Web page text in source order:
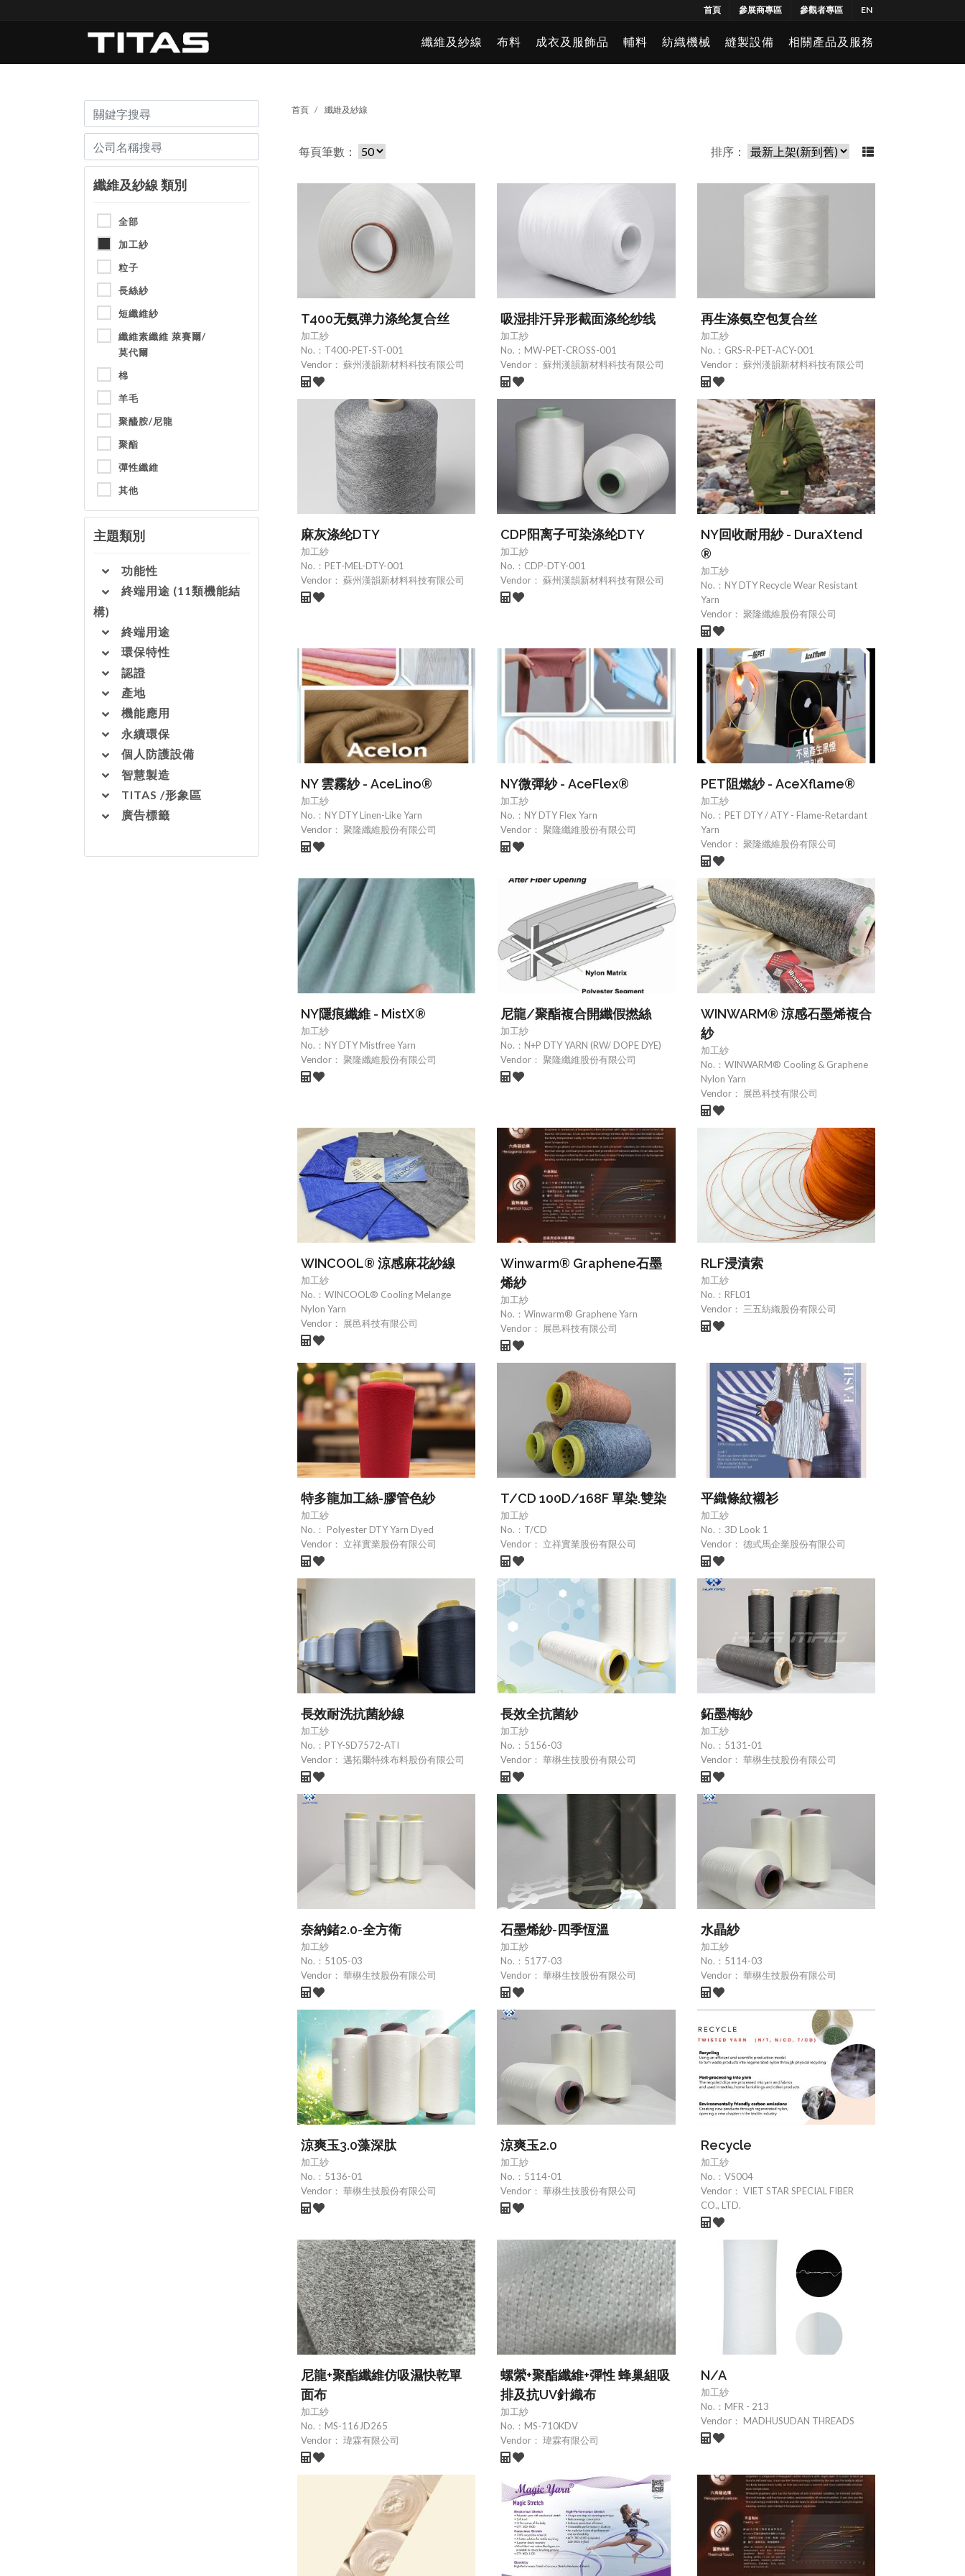
首頁 參展商專區 參觀者專區 EN
纖維及紗線 布料 成衣及服飾品 輔料 紡織機械 縫製設備 相關產品及服務
纖維及紗線 類別
全部
加工紗
粒子
長絲紗
短纖維紗
纖維素纖維 萊賽爾/
莫代爾
棉
羊毛
聚醯胺/尼龍
聚酯
彈性纖維
其他
主題類別
功能性
終端用途 (11類機能結
構)
終端用途
環保特性
認證
產地
機能應用
永續環保
個人防護設備
智慧製造
TITAS /形象區
廣告標籤
首頁 纖維及紗線
每頁筆數： 排序：
T400无氨弹力涤纶复合丝
加工紗
No.： T400-PET-ST-001
Vendor： 蘇州漢韻新材料科技有限公司
吸湿排汗异形截面涤纶纱线
加工紗
No.： MW-PET-CROSS-001
Vendor： 蘇州漢韻新材料科技有限公司
再生涤氨空包复合丝
加工紗
No.： GRS-R-PET-ACY-001
Vendor： 蘇州漢韻新材料科技有限公司
麻灰涤纶DTY
加工紗
No.： PET-MEL-DTY-001
Vendor： 蘇州漢韻新材料科技有限公司
CDP阳离子可染涤纶DTY
加工紗
No.： CDP-DTY-001
Vendor： 蘇州漢韻新材料科技有限公司
NY回收耐用紗 - DuraXtend
®
加工紗
No.： NY DTY Recycle Wear Resistant
Yarn
Vendor： 聚隆纖維股份有限公司
NY 雲霧紗 - AceLino®
加工紗
No.： NY DTY Linen-Like Yarn
Vendor： 聚隆纖維股份有限公司
NY微彈紗 - AceFlex®
加工紗
No.： NY DTY Flex Yarn
Vendor： 聚隆纖維股份有限公司
PET阻燃紗 - AceXflame®
加工紗
No.： PET DTY / ATY - Flame-Retardant
Yarn
Vendor： 聚隆纖維股份有限公司
NY隱痕纖維 - MistX®
加工紗
No.： NY DTY Mistfree Yarn
Vendor： 聚隆纖維股份有限公司
尼龍/聚酯複合開纖假撚絲
加工紗
No.： N+P DTY YARN (RW/ DOPE DYE)
Vendor： 聚隆纖維股份有限公司
WINWARM® 涼感石墨烯複合
紗
加工紗
No.： WINWARM® Cooling & Graphene
Nylon Yarn
Vendor：
展邑科技有限公司
WINCOOL® 涼感麻花紗線
加工紗
No.： WINCOOL® Cooling Melange
Nylon Yarn
Vendor：
展邑科技有限公司
Winwarm® Graphene石墨
烯紗
加工紗
No.：Winwarm® Graphene Yarn
Vendor：
展邑科技有限公司
RLF浸漬索
加工紗
No.： RFL01
Vendor：
三五紡織股份有限公司
特多龍加工絲-膠管色紗
加工紗
No.：
Polyester DTY Yarn Dyed
Vendor：
立祥實業股份有限公司
T/CD 100D/168F 單染.雙染
加工紗
No.： T/CD
Vendor：
立祥實業股份有限公司
平織條紋襯衫
加工紗
No.： 3D Look 1
Vendor： 德式馬企業股份有限公司
長效耐洗抗菌紗線
加工紗
No.： PTY-SD7572-ATI
Vendor： 邁拓爾特殊布料股份有限公司
長效全抗菌紗
加工紗
No.： 5156-03
Vendor： 華楙生技股份有限公司
鉐墨梅紗
加工紗
No.： 5131-01
Vendor： 華楙生技股份有限公司
奈納鍺2.0-全方衛
加工紗
No.： 5105-03
Vendor： 華楙生技股份有限公司
石墨烯紗-四季恆溫
加工紗
No.： 5177-03
Vendor： 華楙生技股份有限公司
水晶紗
加工紗
No.： 5114-03
Vendor： 華楙生技股份有限公司
涼爽玉3.0藻深肽
加工紗
No.： 5136-01
Vendor： 華楙生技股份有限公司
涼爽玉2.0
加工紗
No.： 5114-01
Vendor： 華楙生技股份有限公司
Recycle
加工紗
No.： VS004
Vendor： VIET STAR SPECIAL FIBER
CO., LTD.
尼龍+聚酯纖維仿吸濕快乾單
面布
加工紗
No.： MS-116JD265
Vendor： 瑋霖有限公司
螺縈+聚酯纖維+彈性 蜂巢組吸
排及抗UV針織布
加工紗
No.： MS-710KDV
Vendor： 瑋霖有限公司
N/A
加工紗
No.： MFR - 213
Vendor：
MADHUSUDAN THREADS